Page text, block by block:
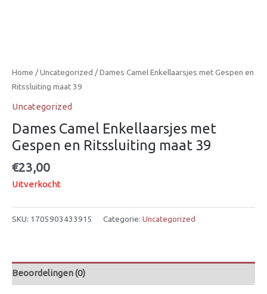
Home /Uncategorized / Dames Camel Enkellaarsjes met Gespen en
Ritssluiting maat 39
Uncategorized
Dames Camel Enkellaarsjes met
Gespen en Ritssluiting maat 39
€23,00
Uitverkocht
SKU: 1705903433915 Categorie: Uncategorized
Beoordelingen (0)